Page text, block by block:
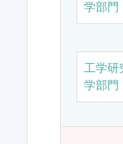
学部門
工学
学部門